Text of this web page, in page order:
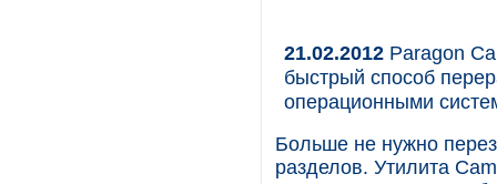
21.02.2012 Paragon
быстрый способ
операционными
Больше не нужно
разделов. Утилита